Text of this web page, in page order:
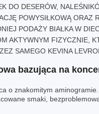
DO DESERÓW,
POWYSIŁKOWĄ ORAZ
PODAŻY BIAŁKA W
AKTYWNYM FIZYCZNIE,
SAMEGO KEVINA
bazująca na
o znakomitym
smaki,